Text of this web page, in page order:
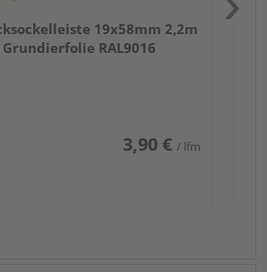
19x58mm 2,2m
RAL9016
3,90 € / lfm